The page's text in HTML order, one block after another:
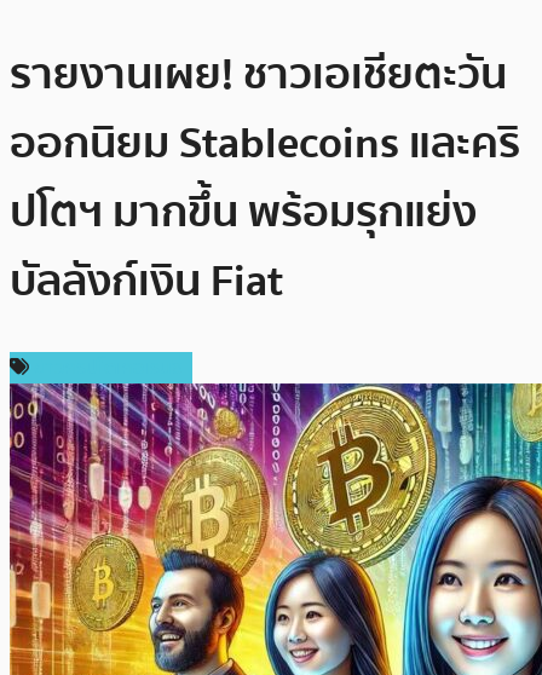
รายงานเผย! ชาวเอเชียตะวัน
ออกนิยม Stablecoins และคริ
ปโตฯ มากขึ้น พร้อมรุกแย่ง
บัลลังก์เงิน Fiat